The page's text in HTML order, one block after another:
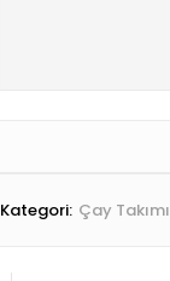
Kategori: Çay Takımı